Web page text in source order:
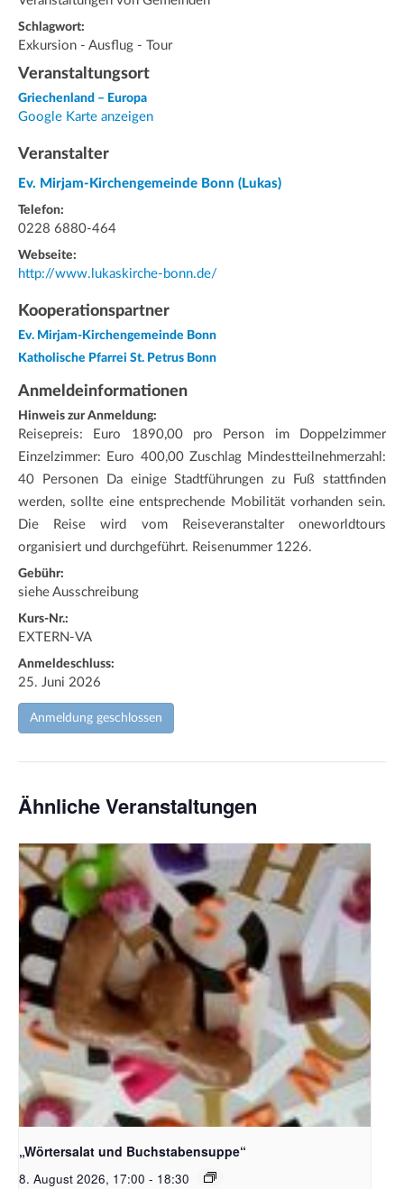
Schlagwort:
Exkursion - Ausflug - Tour
Veranstaltungsort
Griechenland – Europa
Google Karte anzeigen
Veranstalter
Ev. Mirjam-Kirchengemeinde Bonn (Lukas)
Telefon:
0228 6880-464
Webseite:
http://www.lukaskirche-bonn.de/
Kooperationspartner
Ev. Mirjam-Kirchengemeinde Bonn
Katholische Pfarrei St. Petrus Bonn
Anmeldeinformationen
Hinweis zur Anmeldung:
Reisepreis: Euro 1890,00 pro Person im Doppelzimmer
Einzelzimmer: Euro 400,00 Zuschlag Mindestteilnehmerzahl:
40 Personen Da einige Stadtführungen zu Fuß stattfinden
werden, sollte eine entsprechende Mobilität vorhanden sein.
Die Reise wird vom Reiseveranstalter oneworldtours
organisiert und durchgeführt. Reisenummer 1226.
Gebühr:
siehe Ausschreibung
Kurs-Nr.:
EXTERN-VA
Anmeldeschluss:
25. Juni 2026
Anmeldung geschlossen
Ähnliche Veranstaltungen
Bildquelle_ Pixabay Free_Christoph Meinersmann
„Wörtersalat und Buchstabensuppe“
8. August 2026, 17:00 - 18:30